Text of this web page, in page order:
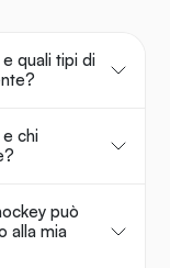
quali tipi di
chi
può
alla mia